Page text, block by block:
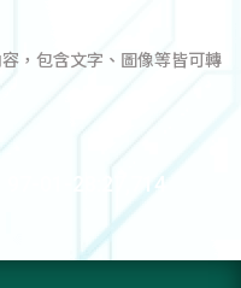
，包含文字、圖像等皆可轉
97-01-28:27,714